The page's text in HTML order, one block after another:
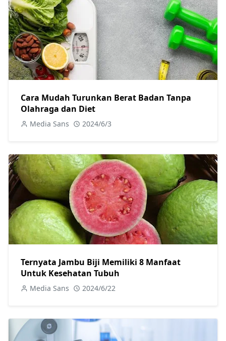
Cara Mudah Turunkan Berat Badan Tanpa
Olahraga dan Diet
Media Sans 2024/6/3
Ternyata Jambu Biji Memiliki 8 Manfaat
Untuk Kesehatan Tubuh
Media Sans 2024/6/22